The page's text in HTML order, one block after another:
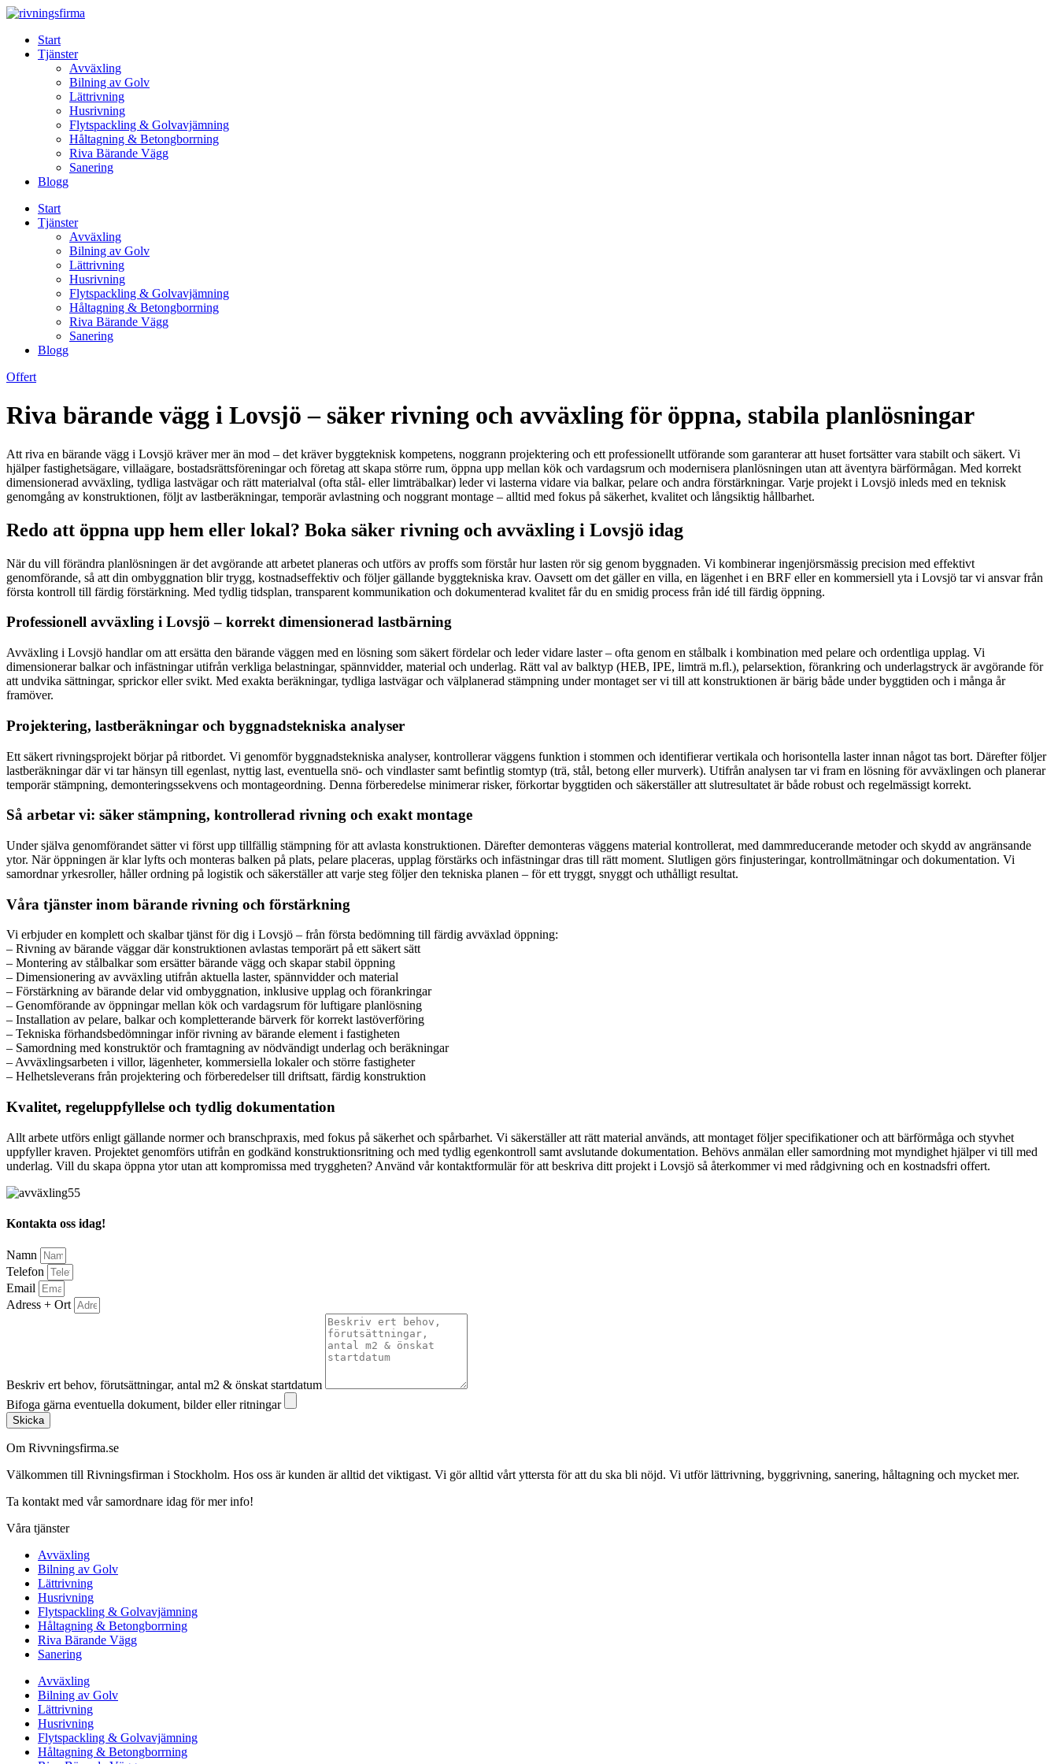
Skip
contentStart
Tjänster
Avväxling
Bilning av Golv
Lättrivning
Husrivning
Flytspackling & Golvavjämning
Håltagning & Betongborrning
Riva Bärande Vägg
Sanering
Blogg
Start
Tjänster
Avväxling
Bilning av Golv
Lättrivning
Husrivning
Flytspackling & Golvavjämning
Håltagning & Betongborrning
Riva Bärande Vägg
Sanering
Blogg
Offert
Riva bärande vägg i Lovsjö – säker rivning och avväxling för öppna, stabila planlösningar
Att riva en bärande vägg i Lovsjö kräver mer än mod – det kräver byggteknisk kompetens, noggrann projektering och ett professionellt utförande som garanterar att huset fortsätter vara stabilt och säkert. Vi
hjälper fastighetsägare, villaägare, bostadsrättsföreningar och företag att skapa större rum, öppna upp mellan kök och vardagsrum och modernisera planlösningen utan att äventyra bärförmågan. Med korrekt
dimensionerad avväxling, tydliga lastvägar och rätt materialval (ofta stål- eller limträbalkar) leder vi lasterna vidare via balkar, pelare och andra förstärkningar. Varje projekt i Lovsjö inleds med en teknisk
genomgång av konstruktionen, följt av lastberäkningar, temporär avlastning och noggrant montage – alltid med fokus på säkerhet, kvalitet och långsiktig hållbarhet.
Redo att öppna upp hem eller lokal? Boka säker rivning och avväxling i Lovsjö idag
När du vill förändra planlösningen är det avgörande att arbetet planeras och utförs av proffs som förstår hur lasten rör sig genom byggnaden. Vi kombinerar ingenjörsmässig precision med effektivt
genomförande, så att din ombyggnation blir trygg, kostnadseffektiv och följer gällande byggtekniska krav. Oavsett om det gäller en villa, en lägenhet i en BRF eller en kommersiell yta i Lovsjö tar vi ansvar från
första kontroll till färdig förstärkning. Med tydlig tidsplan, transparent kommunikation och dokumenterad kvalitet får du en smidig process från idé till färdig öppning.
Professionell avväxling i Lovsjö – korrekt dimensionerad lastbärning
Avväxling i Lovsjö handlar om att ersätta den bärande väggen med en lösning som säkert fördelar och leder vidare laster – ofta genom en stålbalk i kombination med pelare och ordentliga upplag. Vi
dimensionerar balkar och infästningar utifrån verkliga belastningar, spännvidder, material och underlag. Rätt val av balktyp (HEB, IPE, limträ m.fl.), pelarsektion, förankring och underlagstryck är avgörande för
att undvika sättningar, sprickor eller svikt. Med exakta beräkningar, tydliga lastvägar och välplanerad stämpning under montaget ser vi till att konstruktionen är bärig både under byggtiden och i många år
framöver.
Projektering, lastberäkningar och byggnadstekniska analyser
Ett säkert rivningsprojekt börjar på ritbordet. Vi genomför byggnadstekniska analyser, kontrollerar väggens funktion i stommen och identifierar vertikala och horisontella laster innan något tas bort. Därefter följer
lastberäkningar där vi tar hänsyn till egenlast, nyttig last, eventuella snö- och vindlaster samt befintlig stomtyp (trä, stål, betong eller murverk). Utifrån analysen tar vi fram en lösning för avväxlingen och planerar
temporär stämpning, demonteringssekvens och montageordning. Denna förberedelse minimerar risker, förkortar byggtiden och säkerställer att slutresultatet är både robust och regelmässigt korrekt.
Så arbetar vi: säker stämpning, kontrollerad rivning och exakt montage
Under själva genomförandet sätter vi först upp tillfällig stämpning för att avlasta konstruktionen. Därefter demonteras väggens material kontrollerat, med dammreducerande metoder och skydd av angränsande
ytor. När öppningen är klar lyfts och monteras balken på plats, pelare placeras, upplag förstärks och infästningar dras till rätt moment. Slutligen görs finjusteringar, kontrollmätningar och dokumentation. Vi
samordnar yrkesroller, håller ordning på logistik och säkerställer att varje steg följer den tekniska planen – för ett tryggt, snyggt och uthålligt resultat.
Våra tjänster inom bärande rivning och förstärkning
Vi erbjuder en komplett och skalbar tjänst för dig i Lovsjö – från första bedömning till färdig avväxlad öppning:
– Rivning av bärande väggar där konstruktionen avlastas temporärt på ett säkert sätt
– Montering av stålbalkar som ersätter bärande vägg och skapar stabil öppning
– Dimensionering av avväxling utifrån aktuella laster, spännvidder och material
– Förstärkning av bärande delar vid ombyggnation, inklusive upplag och förankringar
– Genomförande av öppningar mellan kök och vardagsrum för luftigare planlösning
– Installation av pelare, balkar och kompletterande bärverk för korrekt lastöverföring
– Tekniska förhandsbedömningar inför rivning av bärande element i fastigheten
– Samordning med konstruktör och framtagning av nödvändigt underlag och beräkningar
– Avväxlingsarbeten i villor, lägenheter, kommersiella lokaler och större fastigheter
– Helhetsleverans från projektering och förberedelser till driftsatt, färdig konstruktion
Kvalitet, regeluppfyllelse och tydlig dokumentation
Allt arbete utförs enligt gällande normer och branschpraxis, med fokus på säkerhet och spårbarhet. Vi säkerställer att rätt material används, att montaget följer specifikationer och att bärförmåga och styvhet
uppfyller kraven. Projektet genomförs utifrån en godkänd konstruktionsritning och med tydlig egenkontroll samt avslutande dokumentation. Behövs anmälan eller samordning mot myndighet hjälper vi till med
underlag. Vill du skapa öppna ytor utan att kompromissa med tryggheten? Använd vår kontaktformulär för att beskriva ditt projekt i Lovsjö så återkommer vi med rådgivning och en kostnadsfri offert.
Kontakta oss idag!
Namn
Telefon
Email
Adress + Ort
Beskriv ert behov, förutsättningar, antal m2 & önskat startdatum
Bifoga gärna eventuella dokument, bilder eller ritningar
Skicka
Om Rivvningsfirma.se
Välkommen till Rivningsfirman i Stockholm. Hos oss är kunden är alltid det viktigast. Vi gör alltid vårt yttersta för att du ska bli nöjd. Vi utför lättrivning, byggrivning, sanering, håltagning och mycket mer.
Ta kontakt med vår samordnare idag för mer info!
Våra tjänster
Avväxling
Bilning av Golv
Lättrivning
Husrivning
Flytspackling & Golvavjämning
Håltagning & Betongborrning
Riva Bärande Vägg
Sanering
Avväxling
Bilning av Golv
Lättrivning
Husrivning
Flytspackling & Golvavjämning
Håltagning & Betongborrning